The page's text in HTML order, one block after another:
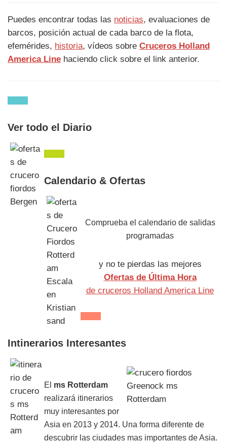
Puedes encontrar todas las noticias, evaluaciones de
barcos, posición actual de cada barco de la flota,
efemérides, historia, vídeos sobre Cruceros Holland
America Line haciendo click sobre el link anterior.
Ver todo el Diario
Calendario & Ofertas
Comprueba el calendario de salidas
programadas
y no te pierdas las mejores
Ofertas de Última Hora
de cruceros Holland America Line
Intinerarios Interesantes
El ms Rotterdam
realizará itinerarios
muy interesantes por
Asia en 2013 y 2014. Una forma diferente de
descubrir las ciudades mas importantes de Asia.